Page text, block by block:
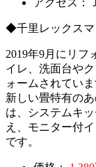
◆千里レックスマ
2019年9月にリフ
イレ、洗面台や
ォームされてい
新しい畳特有の
は、システムキ
え、モニター付
です。